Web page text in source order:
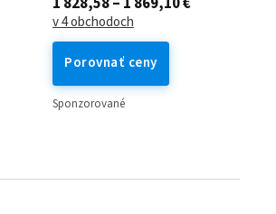
v 4 obchodoch
Porovnať ceny
Sponzorované